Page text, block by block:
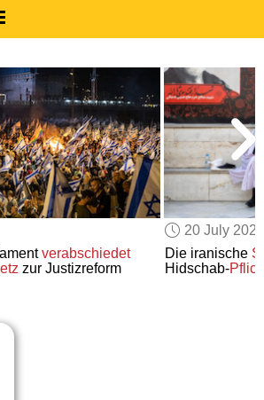
SUBSCRIBE
EDUCATIONAL LICENSES
GIFT CARDS
OTHER LANGUAGES
ABOUT US
ALEXA
ADJUST COLORS
verabschiedet
zur Justizreform
20 July
Die iranische
Hidschab-